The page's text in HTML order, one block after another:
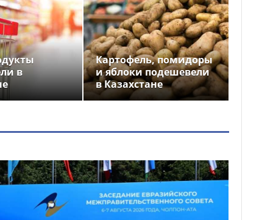
в
Картофель, помидоры
и яблоки подешевели
в Казахстане